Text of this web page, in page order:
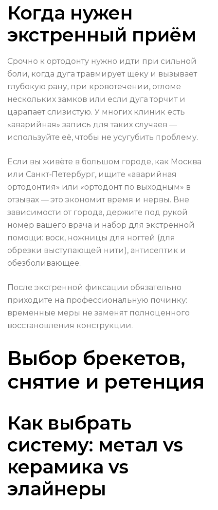
Когда нужен
экстренный приём
Срочно к ортодонту нужно идти при сильной
боли, когда дуга травмирует щёку и вызывает
глубокую рану, при кровотечении, отломе
нескольких замков или если дуга торчит и
царапает слизистую. У многих клиник есть
«аварийная» запись для таких случаев —
используйте её, чтобы не усугубить проблему.
Если вы живёте в большом городе, как Москва
или Санкт‑Петербург, ищите «аварийная
ортодонтия» или «ортодонт по выходным» в
отзывах — это экономит время и нервы. Вне
зависимости от города, держите под рукой
номер вашего врача и набор для экстренной
помощи: воск, ножницы для ногтей (для
обрезки выступающей нити), антисептик и
обезболивающее.
После экстренной фиксации обязательно
приходите на профессиональную починку:
временные меры не заменят полноценного
восстановления конструкции.
Выбор брекетов,
снятие и ретенция
Как выбрать
систему: метал vs
керамика vs
элайнеры